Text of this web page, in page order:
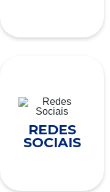
REDES
SOCIAIS